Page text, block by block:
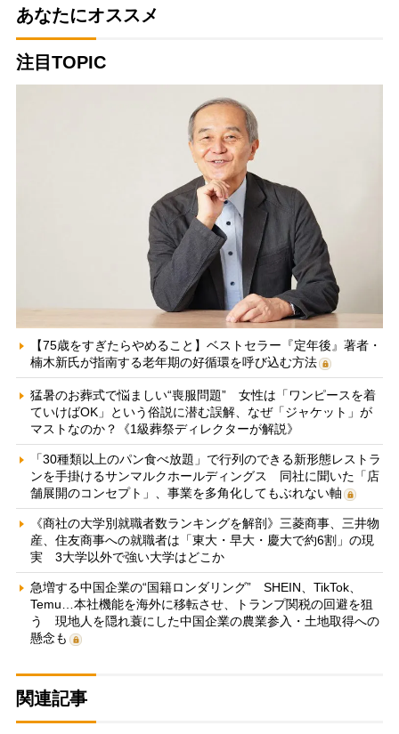
あなたにオススメ
注目TOPIC
【75歳をすぎたらやめること】ベストセラー『定年後』著者・
楠木新氏が指南する老年期の好循環を呼び込む方法
猛暑のお葬式で悩ましい“喪服問題” 女性は「ワンピースを着
ていけばOK」という俗説に潜む誤解、なぜ「ジャケット」が
マストなのか？《1級葬祭ディレクターが解説》
「30種類以上のパン食べ放題」で行列のできる新形態レストラ
ンを手掛けるサンマルクホールディングス 同社に聞いた「店
舗展開のコンセプト」、事業を多角化してもぶれない軸
《商社の大学別就職者数ランキングを解剖》三菱商事、三井物
産、住友商事への就職者は「東大・早大・慶大で約6割」の現
実 3大学以外で強い大学はどこか
急増する中国企業の“国籍ロンダリング” SHEIN、TikTok、
Temu…本社機能を海外に移転させ、トランプ関税の回避を狙
う 現地人を隠れ蓑にした中国企業の農業参入・土地取得への
懸念も
関連記事